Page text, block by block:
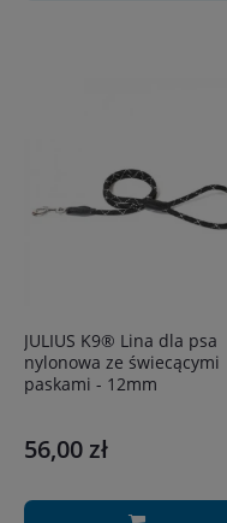
JULIUS K9® Lina dla psa
nylonowa ze świecącymi
paskami - 12mm
56,00 zł